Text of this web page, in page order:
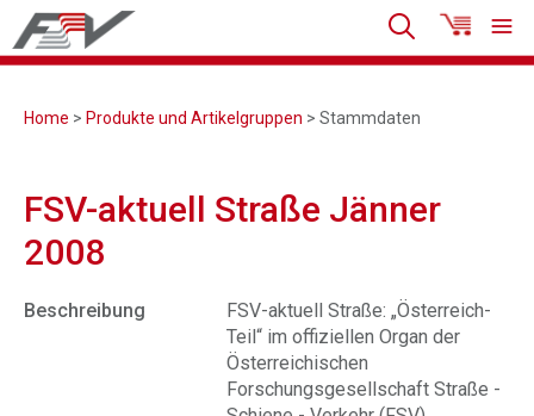
Home > Produkte und Artikelgruppen > Stammdaten
FSV-aktuell Straße Jänner
2008
Beschreibung
FSV-aktuell Straße: „Österreich-
Teil“ im offiziellen Organ der
Österreichischen
Forschungsgesellschaft Straße -